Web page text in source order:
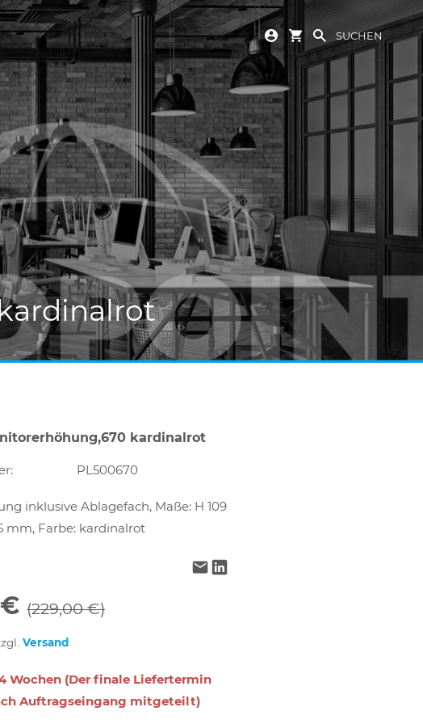
SUCHEN
kardinalrot
PL500670
inklusive Ablagefach, Maße: H 109
mm, Farbe: kardinalrot
(229,00 €)
Versand
Wochen (Der finale Liefertermin
Auftragseingang mitgeteilt)